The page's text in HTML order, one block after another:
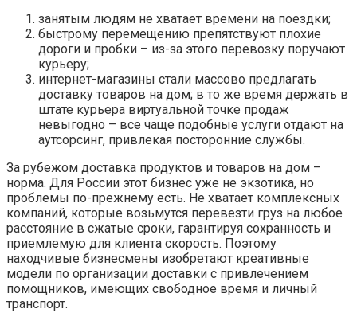
занятым людям не хватает времени на поездки;
быстрому перемещению препятствуют плохие
дороги и пробки – из-за этого перевозку поручают
курьеру;
интернет-магазины стали массово предлагать
доставку товаров на дом; в то же время держать в
штате курьера виртуальной точке продаж
невыгодно – все чаще подобные услуги отдают на
аутсорсинг, привлекая посторонние службы.
За рубежом доставка продуктов и товаров на дом –
норма. Для России этот бизнес уже не экзотика, но
проблемы по-прежнему есть. Не хватает комплексных
компаний, которые возьмутся перевезти груз на любое
расстояние в сжатые сроки, гарантируя сохранность и
приемлемую для клиента скорость. Поэтому
находчивые бизнесмены изобретают креативные
модели по организации доставки с привлечением
помощников, имеющих свободное время и личный
транспорт.